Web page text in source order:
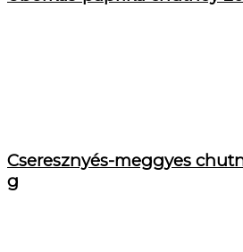
Cseresznyés-meggyes
g